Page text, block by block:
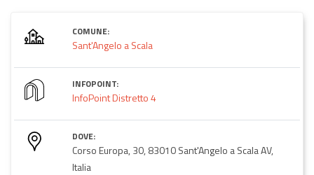
COMUNE:
Sant'Angelo a Scala
INFOPOINT:
InfoPoint Distretto 4
DOVE:
Corso Europa, 30, 83010 Sant'Angelo a Scala AV,
Italia